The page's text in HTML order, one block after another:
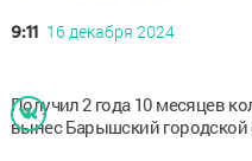
9:11 16 декабря 2024
Получил 2 года 10 месяцев
вынес Барышский городской